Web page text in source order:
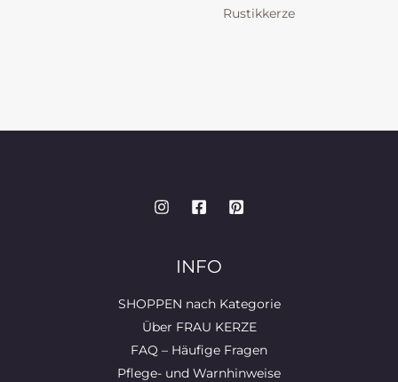
Rustikkerze
INFO
SHOPPEN nach Kategorie
Über FRAU KERZE
FAQ – Häufige Fragen
Pflege- und Warnhinweise